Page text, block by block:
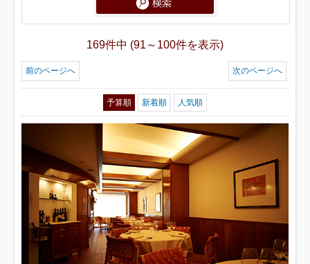
169件中 (91～100件を表示)
前のページへ 次のページへ
予算順 新着順 人気順